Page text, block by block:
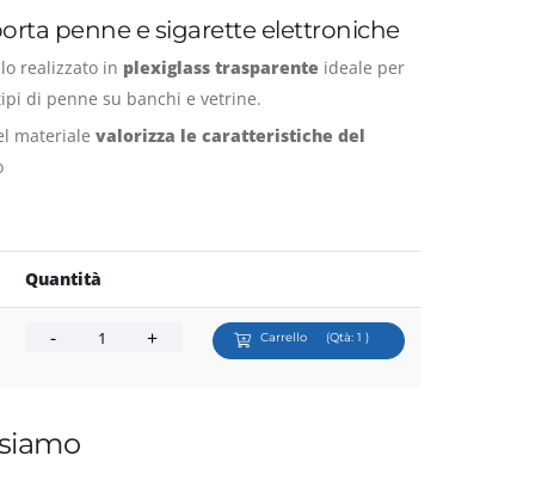
penne e sigarette elettroniche
realizzato in plexiglass trasparente ideale per
di penne su banchi e vetrine.
materialevalorizza le caratteristiche del
Quantità
Carrello (Qtà:1 )